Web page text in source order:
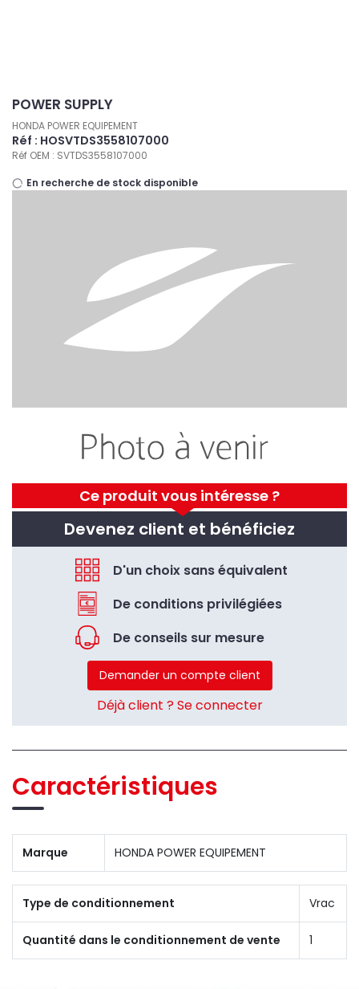
Ce produit vous intéresse ?
Devenez client et bénéficiez
D'un choix sans équivalent
De conditions privilégiées
De conseils sur mesure
Demander un compte client
Déjà client ? Se connecter
POWER SUPPLY
HONDA POWER EQUIPEMENT
Réf : HOSVTDS3558107000
Réf OEM : SVTDS3558107000
En recherche de stock disponible
Caractéristiques
Marque HONDA POWER EQUIPEMENT
Type de conditionnement Vrac
Quantité dans le conditionnement de vente 1